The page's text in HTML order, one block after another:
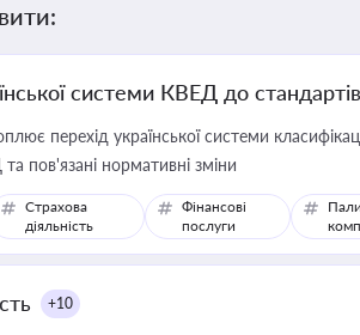
системи КВЕД до
перехід української системи
пов'язані нормативні зміни
Страхова
діяльність
Фінансові
послуги
+10